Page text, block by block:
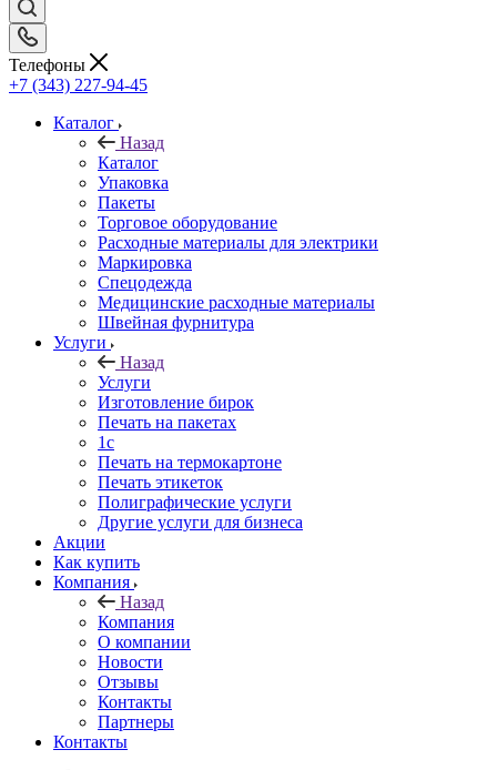
Телефоны
+7 (343) 227-94-45
Каталог
Назад
Каталог
Упаковка
Пакеты
Торговое оборудование
Расходные материалы для электрики
Маркировка
Спецодежда
Медицинские расходные материалы
Швейная фурнитура
Услуги
Назад
Услуги
Изготовление бирок
Печать на пакетах
1c
Печать на термокартоне
Печать этикеток
Полиграфические услуги
Другие услуги для бизнеса
Акции
Как купить
Компания
Назад
Компания
О компании
Новости
Отзывы
Контакты
Партнеры
Контакты